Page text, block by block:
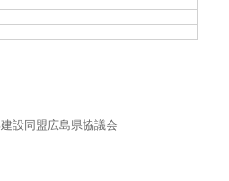
設同盟広島県協議会